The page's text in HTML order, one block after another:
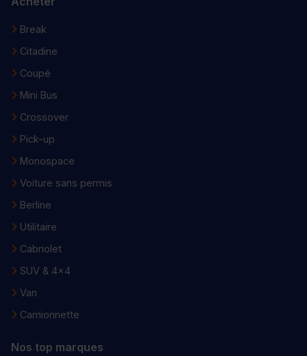
Break
Citadine
Coupé
Mini Bus
Crossover
Pick-up
Monospace
Voiture sans permis
Berline
Utilitaire
Cabriolet
SUV & 4x4
Van
Camionnette
Nos top marques